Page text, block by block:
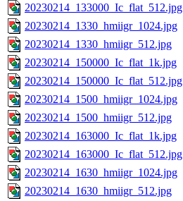
20230214_133000_Ic_flat_512.jpg
20230214_1330_hmiigr_1024.jpg
20230214_1330_hmiigr_512.jpg
20230214_150000_Ic_flat_1k.jpg
20230214_150000_Ic_flat_512.jpg
20230214_1500_hmiigr_1024.jpg
20230214_1500_hmiigr_512.jpg
20230214_163000_Ic_flat_1k.jpg
20230214_163000_Ic_flat_512.jpg
20230214_1630_hmiigr_1024.jpg
20230214_1630_hmiigr_512.jpg